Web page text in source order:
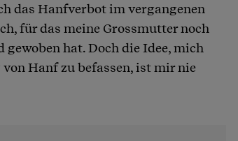
das Hanfverbot im vergangenen
für das meine Grossmutter noch
hat. Doch die Idee, mich
Hanf zu befassen, ist mir nie